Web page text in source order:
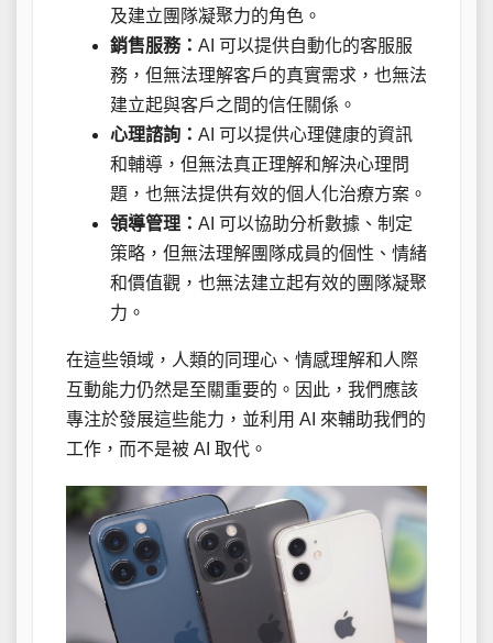
及建立團隊凝聚力的角色。
銷售服務： AI 可以提供自動化的客服服
務，但無法理解客戶的真實需求，也無法
建立起與客戶之間的信任關係。
心理諮詢： AI 可以提供心理健康的資訊
和輔導，但無法真正理解和解決心理問
題，也無法提供有效的個人化治療方案。
領導管理： AI 可以協助分析數據、制定
策略，但無法理解團隊成員的個性、情緒
和價值觀，也無法建立起有效的團隊凝聚
力。
在這些領域，人類的同理心、情感理解和人際
互動能力仍然是至關重要的。因此，我們應該
專注於發展這些能力，並利用 AI 來輔助我們的
工作，而不是被 AI 取代。